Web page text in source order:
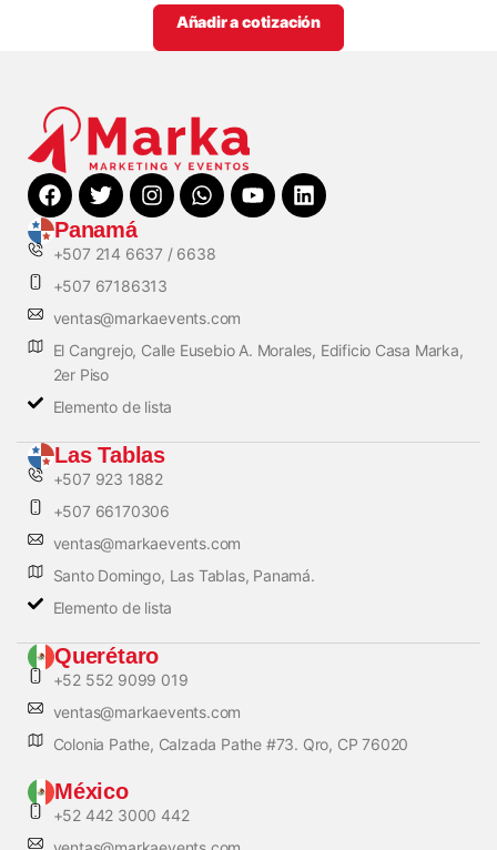
Añadir a cotización
Panamá
+507 214 6637 / 6638
+507 67186313
ventas@markaevents.com
El Cangrejo, Calle Eusebio A. Morales, Edificio Casa Marka,
2er Piso
Elemento de lista
Las Tablas
+507 923 1882
+507 66170306
ventas@markaevents.com
Santo Domingo, Las Tablas, Panamá.
Elemento de lista
Querétaro
+52 552 9099 019
ventas@markaevents.com
Colonia Pathe, Calzada Pathe #73. Qro, CP 76020
México
+52 442 3000 442